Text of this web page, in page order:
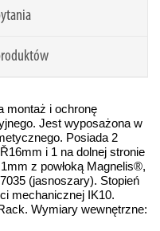
montaż i ochronę
Jest wyposażona w
Posiada 2
i 1 na dolnej stronie
z powłoką Magnelis®,
(jasnoszary). Stopień
mechanicznej IK10.
Wymiary wewnętrzne: